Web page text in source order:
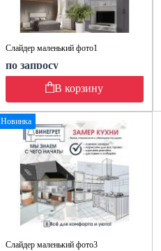
Слайдер маленький фото1
по запросу
В корзину
Новинка
Слайдер маленький фото3